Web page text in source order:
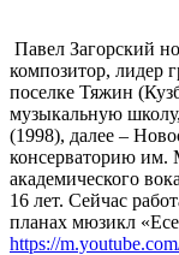
Павел Загорский
композитор, лидер
поселке Тяжин
музыкальную
(1998), далее –
консерваторию им.
академического
16 лет. Сейчас
планах мюзикл
https://